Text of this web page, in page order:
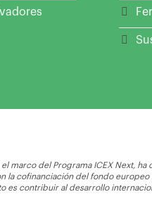
el marco del Programa ICEX Next, ha
la cofinanciación del fondo europeo
es contribuir al desarrollo